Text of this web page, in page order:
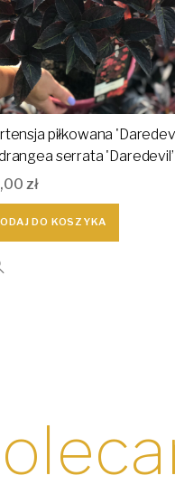
piłkowana
serrata 'Daredevil’
zł
DO KOSZYKA